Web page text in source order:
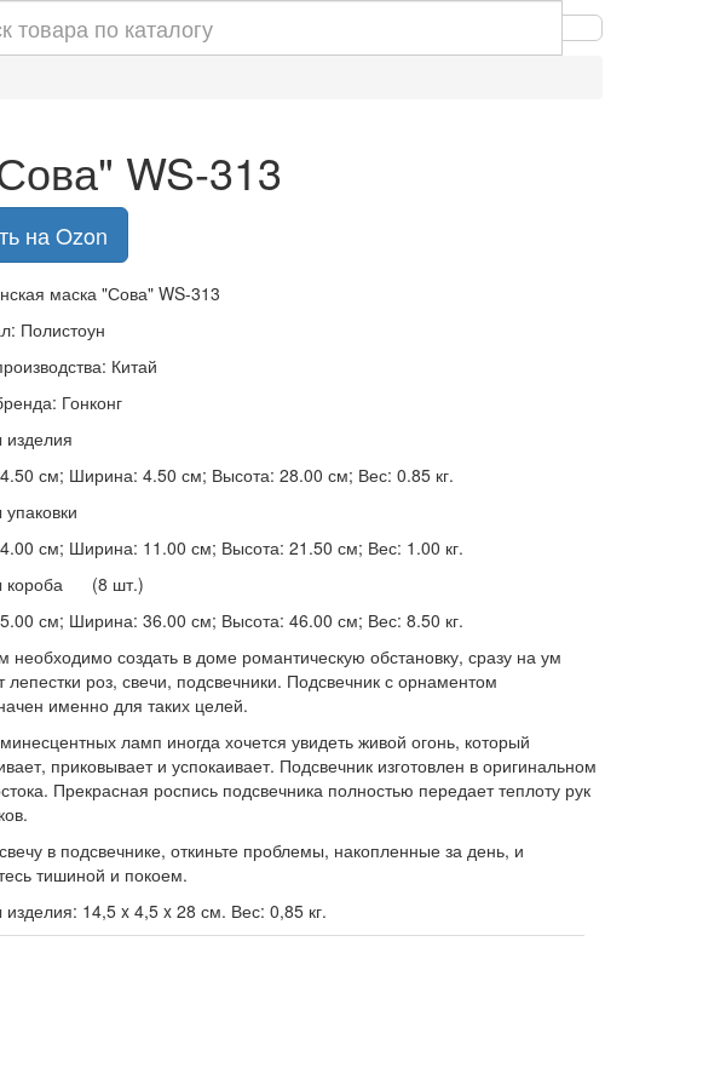
WS-313
на Ozon
маска "Сова" WS-313
Полистоун
Китай
Гонконг
см; Ширина: 4.50 см; Высота: 28.00 см; Вес: 0.85 кг.
см; Ширина: 11.00 см; Высота: 21.50 см; Вес: 1.00 кг.
короба (8 шт.)
см; Ширина: 36.00 см; Высота: 46.00 см; Вес: 8.50 кг.
необходимо создать в доме романтическую обстановку, сразу на ум
лепестки роз, свечи, подсвечники. Подсвечник с орнаментом
именно для таких целей.
ламп иногда хочется увидеть живой огонь, который
приковывает и успокаивает. Подсвечник изготовлен в оригинальном
Прекрасная роспись подсвечника полностью передает теплоту рук
в подсвечнике, откиньте проблемы, накопленные за день, и
тишиной и покоем.
14,5 x 4,5 x 28 см. Вес: 0,85 кг.